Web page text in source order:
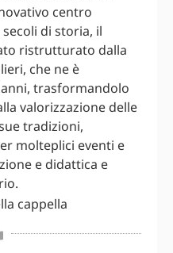
centro
di storia, il
ristrutturato dalla
che ne è
trasformandolo
valorizzazione delle
tradizioni,
molteplici eventi e
e didattica e